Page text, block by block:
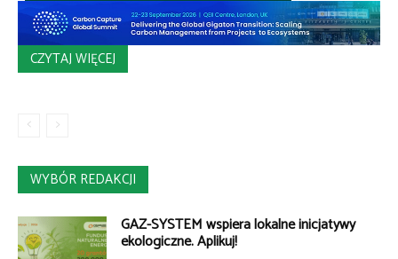
CZYTAJ WIĘCEJ
WYBÓR REDAKCJI
GAZ-SYSTEM wspiera lokalne inicjatywy
ekologiczne. Aplikuj!